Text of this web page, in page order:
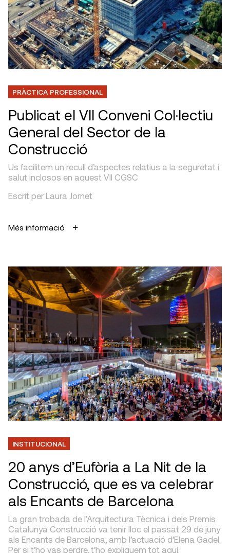
PRÀCTICA PROFESSIONAL
Publicat el VII Conveni Col·lectiu
General del Sector de la
Construcció
Us facilitem un recull d’aspectes relatius a la seguretat i
salut inclosos en aquest VII CGSC
Escrit per Laura Jornet
Més informació
INSTITUCIONAL
20 anys d’Eufòria a La Nit de la
Construcció, que es va celebrar
als Encants de Barcelona
La gran trobada de l’Arquitectura Tècnica i dels Premis
Catalunya Construcció va tenir lloc el passat 29 de juny
als Encants de Barcelona, amb l’actuació d’Elena Gadel.
Per si t’ho vas perdre, t’ho expliquem tot aquí.